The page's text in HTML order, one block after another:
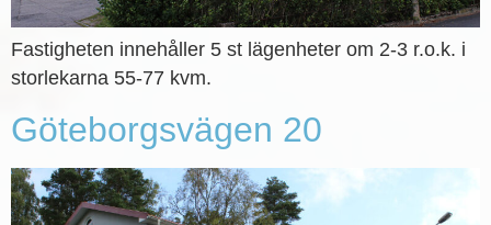
Fastigheten innehåller 5 st lägenheter om 2-3 r.o.k. i
storlekarna 55-77 kvm.
Göteborgsvägen 20